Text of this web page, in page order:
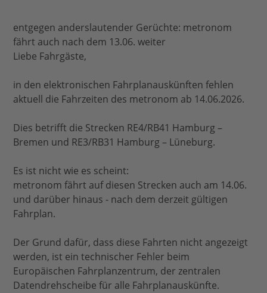
entgegen anderslautender Gerüchte: metronom
fährt auch nach dem 13.06. weiter
Liebe Fahrgäste,
in den elektronischen Fahrplanauskünften fehlen
aktuell die Fahrzeiten des metronom ab 14.06.2026.
Dies betrifft die Strecken RE4/RB41 Hamburg –
Bremen und RE3/RB31 Hamburg – Lüneburg.
Es ist nicht wie es scheint:
metronom fährt auf diesen Strecken auch am 14.06.
und darüber hinaus - nach dem derzeit gültigen
Fahrplan.
Der Grund dafür, dass diese Fahrten nicht angezeigt
werden, ist ein technischer Fehler beim
Europäischen Fahrplanzentrum, der zentralen
Datendrehscheibe für alle Fahrplanauskünfte.